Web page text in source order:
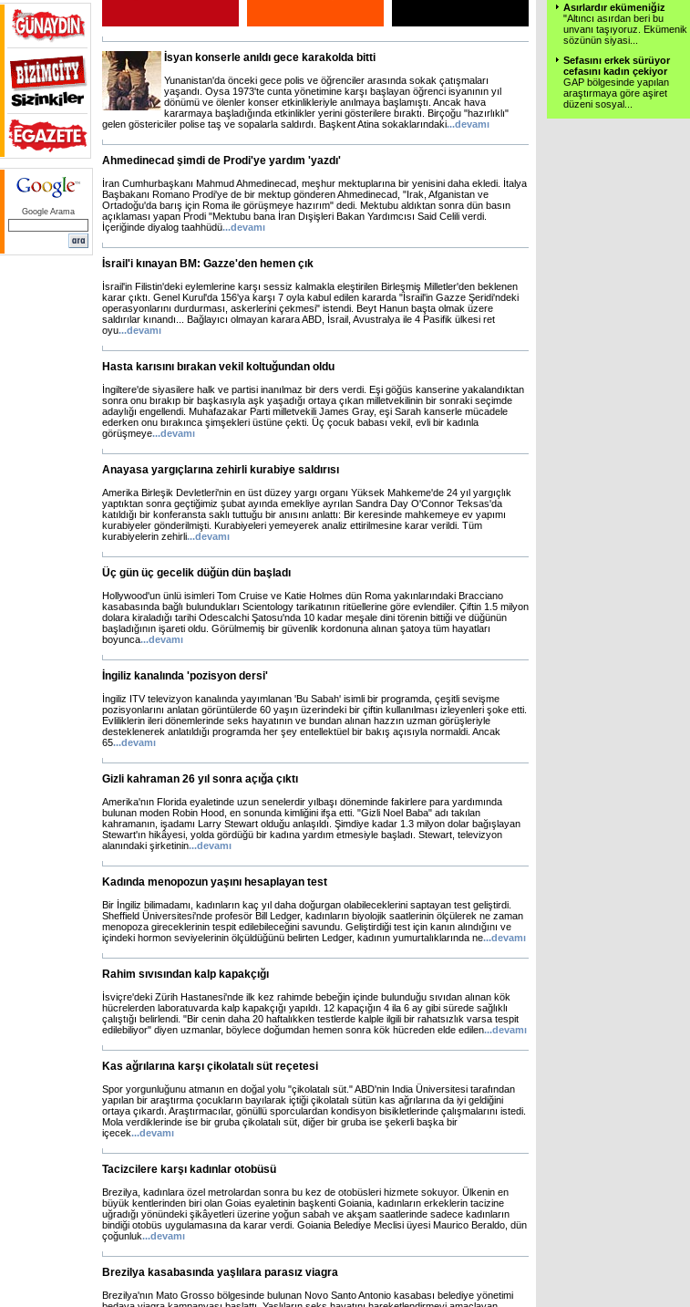
Google Arama
İsyan konserle anıldı gece karakolda bitti
Yunanistan'da önceki gece polis ve öğrenciler arasında sokak çatışmaları
yaşandı. Oysa 1973'te cunta yönetimine karşı başlayan öğrenci isyanının yıl
dönümü ve ölenler konser etkinlikleriyle anılmaya başlamıştı. Ancak hava
kararmaya başladığında etkinlikler yerini gösterilere bıraktı. Birçoğu "hazırlıklı"
gelen göstericiler polise taş ve sopalarla saldırdı. Başkent Atina sokaklarındaki...devamı
Ahmedinecad şimdi de Prodi'ye yardım 'yazdı'
İran Cumhurbaşkanı Mahmud Ahmedinecad, meşhur mektuplarına bir yenisini daha ekledi. İtalya
Başbakanı Romano Prodi'ye de bir mektup gönderen Ahmedinecad, "Irak, Afganistan ve
Ortadoğu'da barış için Roma ile görüşmeye hazırım" dedi. Mektubu aldıktan sonra dün basın
açıklaması yapan Prodi "Mektubu bana İran Dışişleri Bakan Yardımcısı Said Celili verdi.
İçeriğinde diyalog taahhüdü...devamı
İsrail'i kınayan BM: Gazze'den hemen çık
İsrail'in Filistin'deki eylemlerine karşı sessiz kalmakla eleştirilen Birleşmiş Milletler'den beklenen
karar çıktı. Genel Kurul'da 156'ya karşı 7 oyla kabul edilen kararda "İsrail'in Gazze Şeridi'ndeki
operasyonlarını durdurması, askerlerini çekmesi" istendi. Beyt Hanun başta olmak üzere
saldırılar kınandı... Bağlayıcı olmayan karara ABD, İsrail, Avustralya ile 4 Pasifik ülkesi ret
oyu...devamı
Hasta karısını bırakan vekil koltuğundan oldu
İngiltere'de siyasilere halk ve partisi inanılmaz bir ders verdi. Eşi göğüs kanserine yakalandıktan
sonra onu bırakıp bir başkasıyla aşk yaşadığı ortaya çıkan milletvekilinin bir sonraki seçimde
adaylığı engellendi. Muhafazakar Parti milletvekili James Gray, eşi Sarah kanserle mücadele
ederken onu bırakınca şimşekleri üstüne çekti. Üç çocuk babası vekil, evli bir kadınla
görüşmeye...devamı
Anayasa yargıçlarına zehirli kurabiye saldırısı
Amerika Birleşik Devletleri'nin en üst düzey yargı organı Yüksek Mahkeme'de 24 yıl yargıçlık
yaptıktan sonra geçtiğimiz şubat ayında emekliye ayrılan Sandra Day O'Connor Teksas'da
katıldığı bir konferansta saklı tuttuğu bir anısını anlattı: Bir keresinde mahkemeye ev yapımı
kurabiyeler gönderilmişti. Kurabiyeleri yemeyerek analiz ettirilmesine karar verildi. Tüm
kurabiyelerin zehirli...devamı
Üç gün üç gecelik düğün dün başladı
Hollywood'un ünlü isimleri Tom Cruise ve Katie Holmes dün Roma yakınlarındaki Bracciano
kasabasında bağlı bulundukları Scientology tarikatının ritüellerine göre evlendiler. Çiftin 1.5 milyon
dolara kiraladığı tarihi Odescalchi Şatosu'nda 10 kadar meşale dini törenin bittiği ve düğünün
başladığının işareti oldu. Görülmemiş bir güvenlik kordonuna alınan şatoya tüm hayatları
boyunca...devamı
İngiliz kanalında 'pozisyon dersi'
İngiliz ITV televizyon kanalında yayımlanan 'Bu Sabah' isimli bir programda, çeşitli sevişme
pozisyonlarını anlatan görüntülerde 60 yaşın üzerindeki bir çiftin kullanılması izleyenleri şoke etti.
Evliliklerin ileri dönemlerinde seks hayatının ve bundan alınan hazzın uzman görüşleriyle
desteklenerek anlatıldığı programda her şey entellektüel bir bakış açısıyla normaldi. Ancak
65...devamı
Gizli kahraman 26 yıl sonra açığa çıktı
Amerika'nın Florida eyaletinde uzun senelerdir yılbaşı döneminde fakirlere para yardımında
bulunan moden Robin Hood, en sonunda kimliğini ifşa etti. "Gizli Noel Baba" adı takılan
kahramanın, işadamı Larry Stewart olduğu anlaşıldı. Şimdiye kadar 1.3 milyon dolar bağışlayan
Stewart'ın hikâyesi, yolda gördüğü bir kadına yardım etmesiyle başladı. Stewart, televizyon
alanındaki şirketinin...devamı
Kadında menopozun yaşını hesaplayan test
Bir İngiliz bilimadamı, kadınların kaç yıl daha doğurgan olabileceklerini saptayan test geliştirdi.
Sheffield Üniversitesi'nde profesör Bill Ledger, kadınların biyolojik saatlerinin ölçülerek ne zaman
menopoza gireceklerinin tespit edilebileceğini savundu. Geliştirdiği test için kanın alındığını ve
içindeki hormon seviyelerinin ölçüldüğünü belirten Ledger, kadının yumurtalıklarında ne...devamı
Rahim sıvısından kalp kapakçığı
İsviçre'deki Zürih Hastanesi'nde ilk kez rahimde bebeğin içinde bulunduğu sıvıdan alınan kök
hücrelerden laboratuvarda kalp kapakçığı yapıldı. 12 kapaçığın 4 ila 6 ay gibi sürede sağlıklı
çalıştığı belirlendi. "Bir cenin daha 20 haftalıkken testlerde kalple ilgili bir rahatsızlık varsa tespit
edilebiliyor" diyen uzmanlar, böylece doğumdan hemen sonra kök hücreden elde edilen...devamı
Kas ağrılarına karşı çikolatalı süt reçetesi
Spor yorgunluğunu atmanın en doğal yolu "çikolatalı süt." ABD'nin India Üniversitesi tarafından
yapılan bir araştırma çocukların bayılarak içtiği çikolatalı sütün kas ağrılarına da iyi geldiğini
ortaya çıkardı. Araştırmacılar, gönüllü sporculardan kondisyon bisikletlerinde çalışmalarını istedi.
Mola verdiklerinde ise bir gruba çikolatalı süt, diğer bir gruba ise şekerli başka bir
içecek...devamı
Tacizcilere karşı kadınlar otobüsü
Brezilya, kadınlara özel metrolardan sonra bu kez de otobüsleri hizmete sokuyor. Ülkenin en
büyük kentlerinden biri olan Goias eyaletinin başkenti Goiania, kadınların erkeklerin tacizine
uğradığı yönündeki şikâyetleri üzerine yoğun sabah ve akşam saatlerinde sadece kadınların
bindiği otobüs uygulamasına da karar verdi. Goiania Belediye Meclisi üyesi Maurico Beraldo, dün
çoğunluk...devamı
Brezilya kasabasında yaşlılara parasız viagra
Brezilya'nın Mato Grosso bölgesinde bulunan Novo Santo Antonio kasabası belediye yönetimi
Asırlardır ekümeniğiz
"Altıncı asırdan beri bu
unvanı taşıyoruz. Ekümenik
sözünün siyasi...
Sefasını erkek sürüyor
cefasını kadın çekiyor
GAP bölgesinde yapılan
araştırmaya göre aşiret
düzeni sosyal...